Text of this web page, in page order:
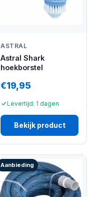
ASTRAL
Astral Shark
hoekborstel
€19,95
Levertijd: 1 dagen
Bekijk product
Aanbieding